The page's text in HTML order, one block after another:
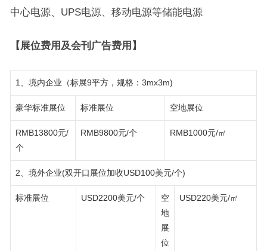
中心电源、UPS电源、移动电源等储能电源
【展位费用及会刊广告费用】
1、境内企业（标展9平方，规格：3mx3m)
豪华标准展位 标准展位 空地展位
RMB13800元/
个
RMB9800元/个 RMB1000元/㎡
2、境外企业(双开口展位加收USD100美元/个)
标准展位 USD2200美元/个
空
地
展
位
USD220美元/㎡